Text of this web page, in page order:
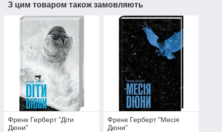
З цим товаром також замовляють
Френк Герберт "Діти
Дюни"
Френк Герберт "Месія
Дюни"